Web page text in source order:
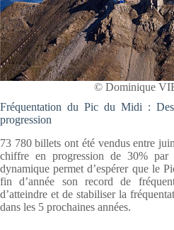
© Dominique
Fréquentation du Pic du Midi :
progression
73 780 billets ont été vendus entre
chiffre en progression de 30% par
dynamique permet d’espérer que le
fin d’année son record de
d’atteindre et de stabiliser la
dans les 5 prochaines années.